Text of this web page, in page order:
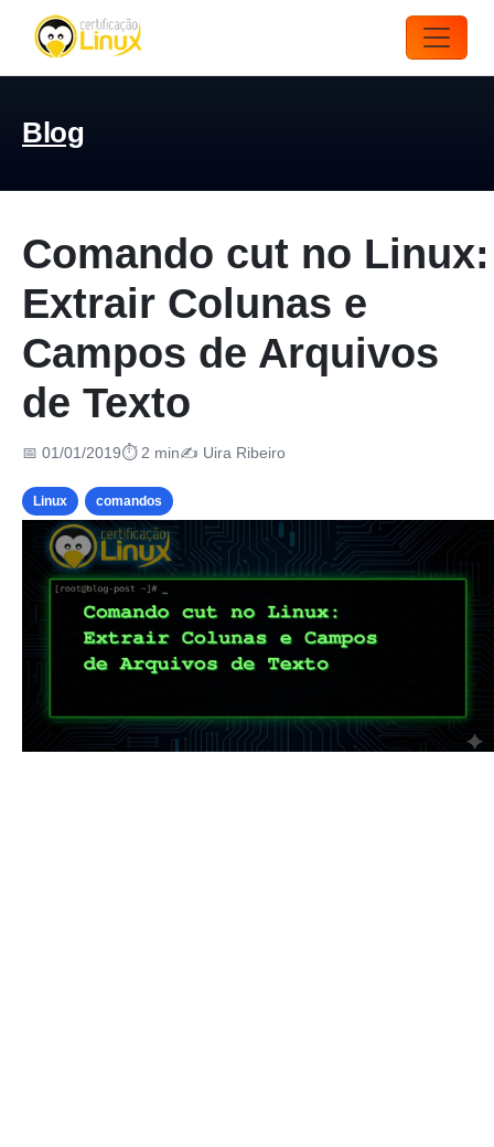
Blog
Comando cut no Linux:
Extrair Colunas e
Campos de Arquivos
de Texto
📅 01/01/2019⏱ 2 min✍️ Uira Ribeiro
Linux comandos